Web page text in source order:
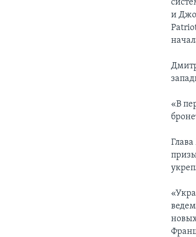
и
«В